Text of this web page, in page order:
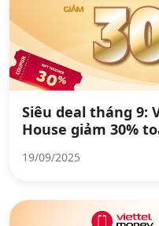
Siêu deal tháng 9:
House giảm 30%
19/09/2025